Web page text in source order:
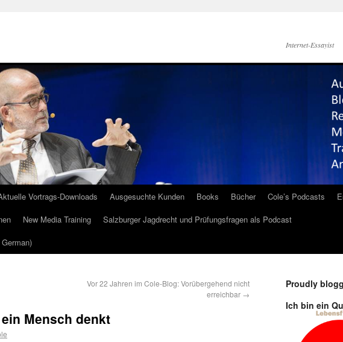
Internet-Essayist
Vortrags-Downloads Ausgesuchte Kunden Books Bücher Cole’s Podcasts
New Media Training
Salzburger Jagdrecht und Prüfungsfragen als Podcast
Vor 22 Jahren im Cole-Blog: Vorübergehend nicht
erreichbar →
Mensch denkt
Proudly
Ich bin ein